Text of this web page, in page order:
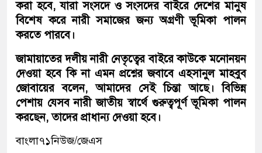
করা হবে, যারা সংসদে ও সংসদের বাইরে দেশের মানুষ
বিশেষ করে নারী সমাজের জন্য অগ্রণী ভূমিকা পালন
করতে পারবে।
জামায়াতের দলীয় নারী নেতৃত্বের বাইরে কাউকে মনোনয়ন
দেওয়া হবে কি না এমন প্রশ্নের জবাবে এহসানুল মাহবুব
জোবায়ের বলেন, আমাদের সেই চিন্তা আছে। বিভিন্ন
পেশায় যেসব নারী জাতীয় স্বার্থে গুরুত্বপূর্ণ ভূমিকা পালন
করছেন, তাদের প্রাধান্য দেওয়া হবে।
বাংলা৭১নিউজ/জেএস